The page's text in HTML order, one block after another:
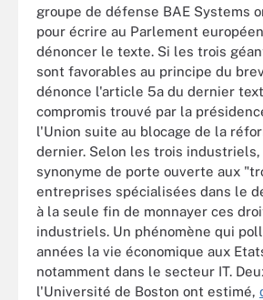
groupe de défense BAE Systems
pour écrire au Parlement
dénoncer le texte. Si les trois
sont favorables au principe du
dénonce l'article 5a du dernier
compromis trouvé par la
l'Union suite au blocage de la
dernier. Selon les trois
synonyme de porte ouverte aux
entreprises spécialisées dans le
à la seule fin de monnayer ces
industriels. Un phénomène qui
années la vie économique aux
notamment dans le secteur IT.
l'Université de Boston ont estimé,